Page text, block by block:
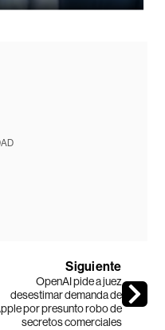
Siguiente
OpenAI pide a juez
desestimar demanda de
por presunto robo de
secretos comerciales